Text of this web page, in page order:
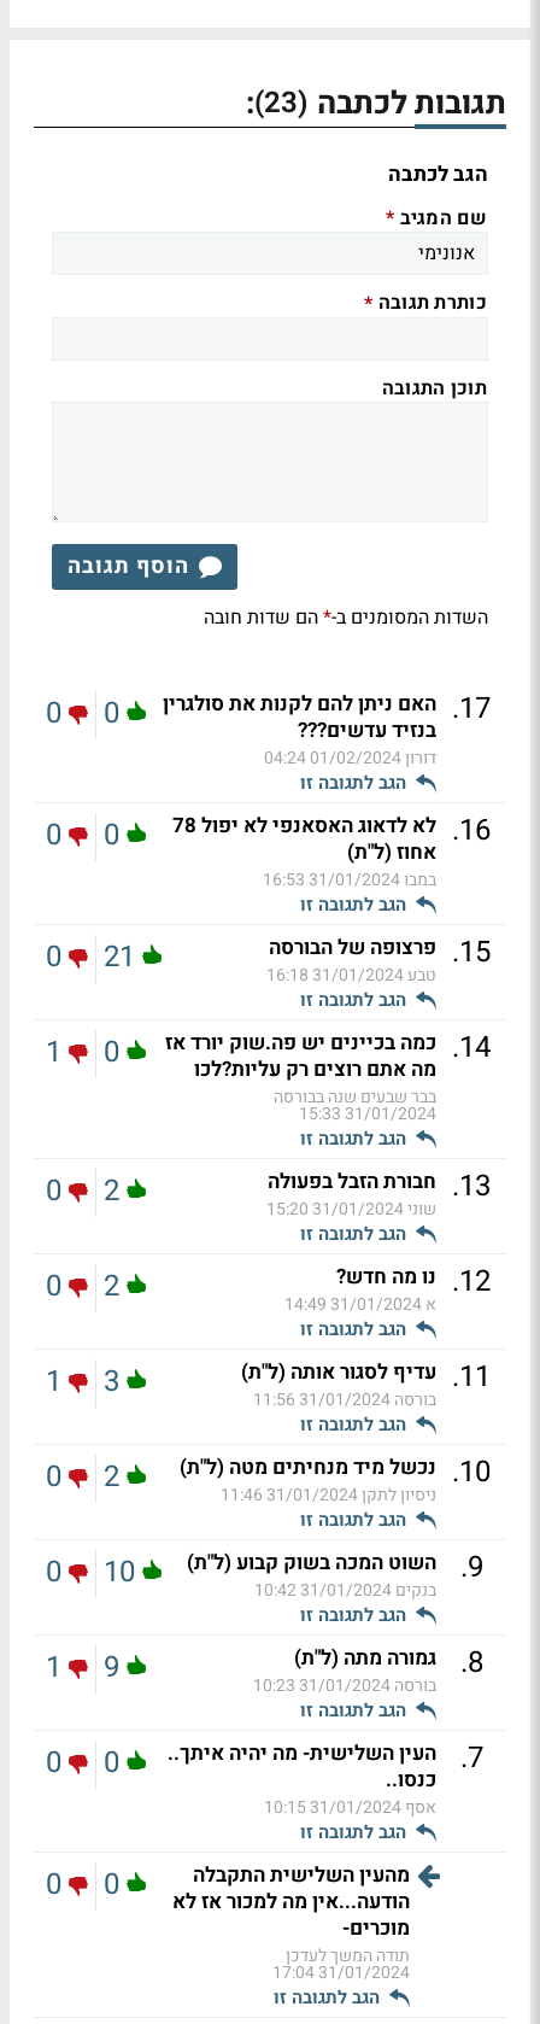
תגובות לכתבה (23)
:
הגב לכתבה
שם המגיב *
כותרת תגובה *
תוכן התגובה
הוסף תגובה
השדות המסומנים ב-*הם שדות חובה
17
. האם ניתן להם לקנות את סולגרין
בנזיד עדשים???
דורון01/02/2024 04:24
הגב לתגובה זו
0
0
16
.
לא לדאוג האסאנפי לא יפול 78
אחוז (ל"ת)
במבו31/01/2024 16:53
הגב לתגובה זו
0
0
15
. פרצופה של הבורסה
טבע31/01/2024 16:18
הגב לתגובה זו
21
0
14
. כמה בכיינים יש פה.שוק יורד אז
מה אתם רוצים רק עליות?לכו
בבר שבעים שנה בבורסה
31/01/2024 15:33
הגב לתגובה זו
0
1
13
. חבורת הזבל בפעולה
שוני31/01/2024 15:20
הגב לתגובה זו
2
0
12
. נו מה חדש?
א31/01/2024 14:49
הגב לתגובה זו
2
0
11
. עדיף לסגור אותה (ל"ת)
בורסה31/01/2024 11:56
הגב לתגובה זו
3
1
10
. נכשל מיד מנחיתים מטה (ל"ת)
ניסיון לתקן31/01/2024 11:46
הגב לתגובה זו
2
0
9
. השוט המכה בשוק קבוע (ל"ת)
בנקים31/01/2024 10:42
הגב לתגובה זו
10
0
8
. גמורה מתה (ל"ת)
בורסה31/01/2024 10:23
הגב לתגובה זו
9
1
7
.
העין השלישית- מה יהיה איתך..
כנסו..
אסף31/01/2024 10:15
הגב לתגובה זו
0
0
מהעין השלישית התקבלה
הודעה...אין מה למכור אז לא
מוכרים-
תודה המשך לעדכן
31/01/2024 17:04
הגב לתגובה זו
0
0